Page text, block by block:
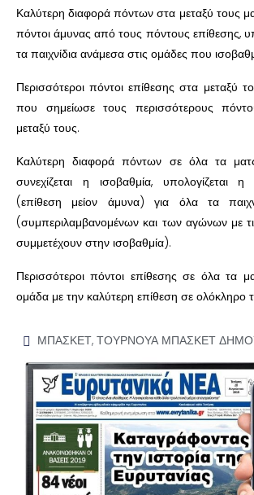
Καλύτερη διαφορά πόντων στα μεταξύ τους
πόντοι άμυνας από τους πόντους επίθεσης,
τα παιχνίδια ανάμεσα στις ομάδες που
Περισσότεροι πόντοι επίθεσης στα μεταξύ
που σημείωσε τους περισσότερους
μεταξύ τους.
Καλύτερη διαφορά πόντων σε όλα τα
συνεχίζεται η ισοβαθμία, υπολογίζεται
(επίθεση μείον άμυνα) για όλα τα
(συμπεριλαμβανομένων και των αγώνων με
συμμετέχουν στην ισοβαθμία).
Περισσότεροι πόντοι επίθεσης σε όλα τα
ομάδα με την καλύτερη επίθεση σε ολόκληρο
ΜΠΑΣΚΕΤ, ΤΟΥΡΝΟΥΑ ΜΠΑΣΚΕΤ